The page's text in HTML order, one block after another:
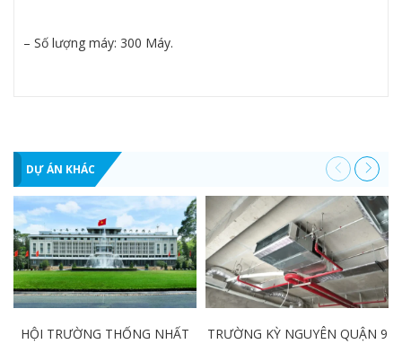
– Số lượng máy: 300 Máy.
DỰ ÁN KHÁC
HỘI TRƯỜNG THỐNG NHẤT TRƯỜNG KỲ NGUYÊN QUẬN 9